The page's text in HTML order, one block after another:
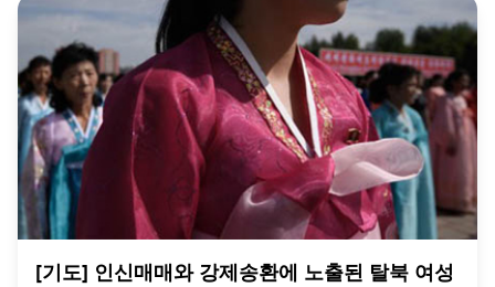
[기도] 인신매매와 강제송환에 노출된 탈북 여성